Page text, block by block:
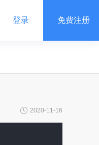
登录 免费注册
2020-11-16